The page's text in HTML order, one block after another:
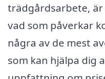
trädgårdsarbete,
vad som påverkar
några av de mest
som kan hjälpa dig